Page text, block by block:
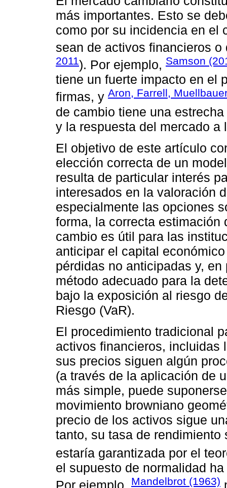
más importantes. Esto se
como por su incidencia en el
sean de activos financieros
2011). Por ejemplo, Samson
tiene un fuerte impacto en el
firmas, y Aron, Farrell,
de cambio tiene una
y la respuesta del mercado a
El objetivo de este artículo
elección correcta de un
resulta de particular interés
interesados en la valoración
especialmente las opciones
forma, la correcta estimación
cambio es útil para las
anticipar el capital
pérdidas no anticipadas y,
método adecuado para la
bajo la exposición al riesgo
Riesgo (VaR).
El procedimiento tradicional
activos financieros, incluidas
sus precios siguen algún
(a través de la aplicación de
más simple, puede
movimiento browniano
precio de los activos sigue
tanto, su tasa de
estaría garantizada por el
el supuesto de normalidad
Mandelbrot (1963)